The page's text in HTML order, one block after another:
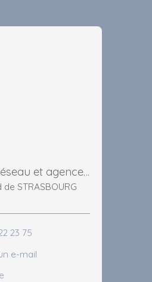
BRING'S-Réseau et agence immobilière Paris
STRASBOURG
23 75
e-mail